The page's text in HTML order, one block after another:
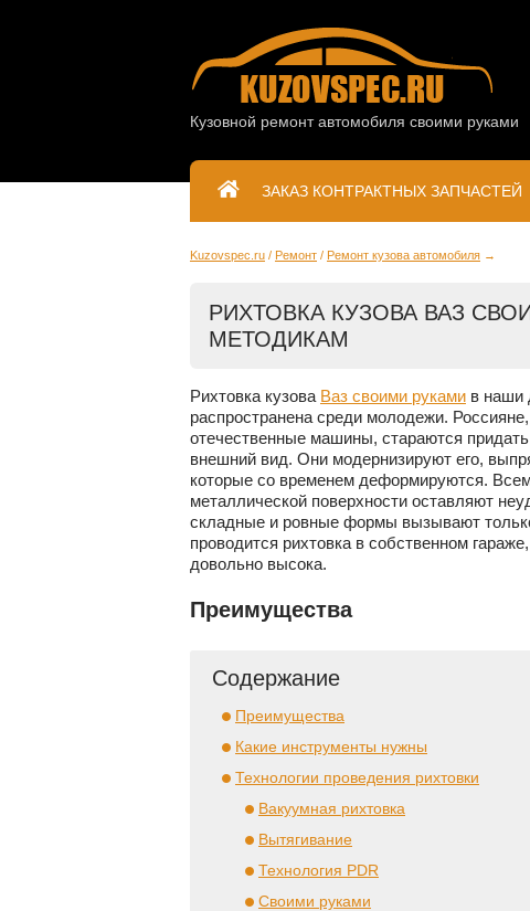
Кузовной ремонт автомобиля своими руками
ЗАКАЗ КОНТРАКТНЫХ ЗАПЧАСТЕЙ
Kuzovspec.ru Ремонт Ремонт кузова автомобиля
РИХТОВКА КУЗОВА ВАЗ
МЕТОДИКАМ
Рихтовка кузова Ваз своими руками в наши
распространена среди молодежи.
отечественные машины, стараются
внешний вид. Они модернизируют его,
которые со временем деформируются.
металлической поверхности оставляют
складные и ровные формы вызывают
проводится рихтовка в собственном
довольно высока.
Преимущества
Содержание
Преимущества
Какие инструменты нужны
Технологии проведения рихтовки
Вакуумная рихтовка
Вытягивание
Технология PDR
Своими руками